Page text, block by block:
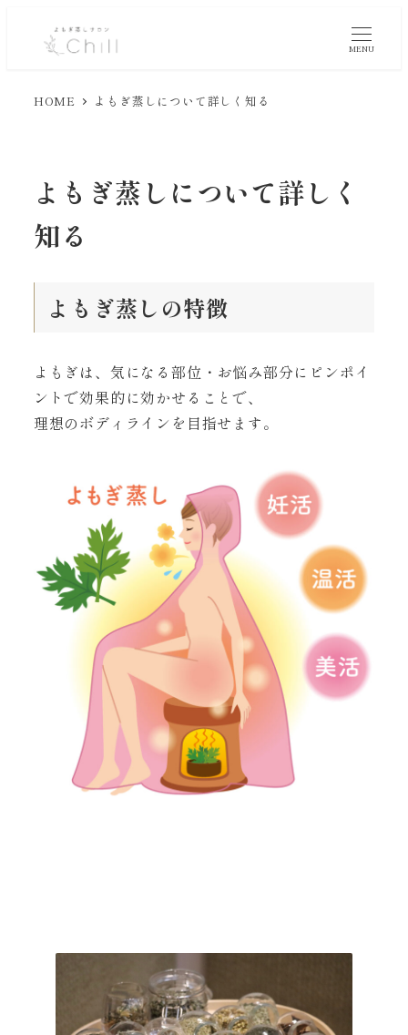
MENU
HOME よもぎ蒸しについて詳しく知る
よもぎ蒸しについて詳しく
知る
よもぎ蒸しの特徴
よもぎは、気になる部位・お悩み部分にピンポイ
ントで効果的に効かせることで、
理想のボディラインを目指せます。